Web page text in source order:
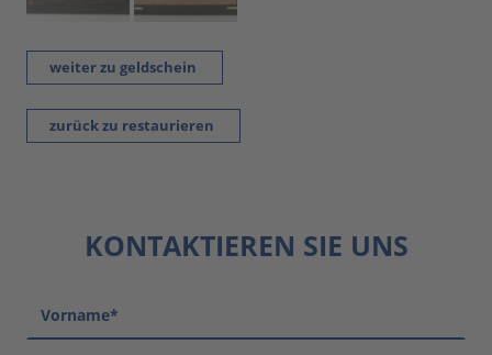
weiter zu geldschein
zurück zu restaurieren
KONTAKTIEREN SIE UNS